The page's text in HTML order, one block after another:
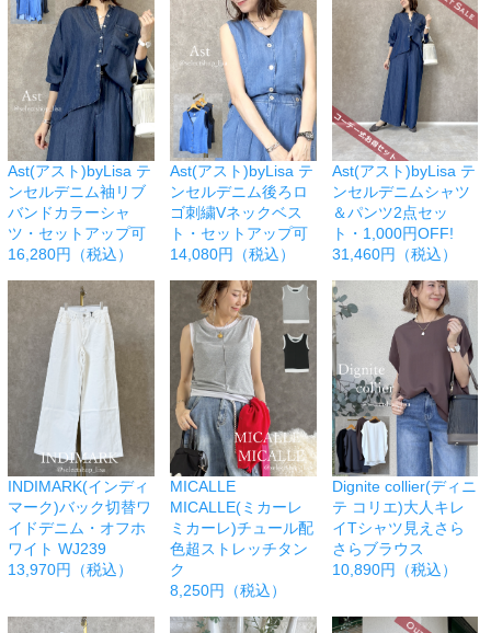
Ast(アスト)byLisa テ
ンセルデニム袖リブ
バンドカラーシャ
ツ・セットアップ可
16,280円（税込）
Ast(アスト)byLisa テ
ンセルデニム後ろロ
ゴ刺繍Vネックベス
ト・セットアップ可
14,080円（税込）
Ast(アスト)byLisa テ
ンセルデニムシャツ
＆パンツ2点セッ
ト・1,000円OFF!
31,460円（税込）
INDIMARK(インディ
マーク)バック切替ワ
イドデニム・オフホ
ワイト WJ239
13,970円（税込）
MICALLE
MICALLE(ミカーレ
ミカーレ)チュール配
色超ストレッチタン
ク
8,250円（税込）
Dignite collier(ディニ
テ コリエ)大人キレ
イTシャツ見えさら
さらブラウス
10,890円（税込）